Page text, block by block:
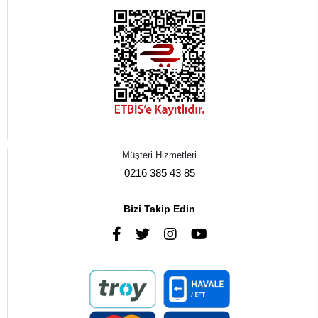
Müşteri Hizmetleri
0216 385 43 85
Bizi Takip Edin